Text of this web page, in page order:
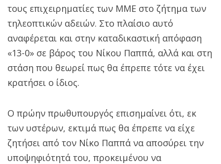
τους επιχειρηματίες των ΜΜΕ στο ζήτημα των
τηλεοπτικών αδειών. Στο πλαίσιο αυτό
αναφέρεται και στην καταδικαστική απόφαση
«13-0» σε βάρος του Νίκου Παππά, αλλά και στη
στάση που θεωρεί πως θα έπρεπε τότε να έχει
κρατήσει ο ίδιος.
Ο πρώην πρωθυπουργός επισημαίνει ότι, εκ
των υστέρων, εκτιμά πως θα έπρεπε να είχε
ζητήσει από τον Νίκο Παππά να αποσύρει την
υποψηφιότητά του, προκειμένου να